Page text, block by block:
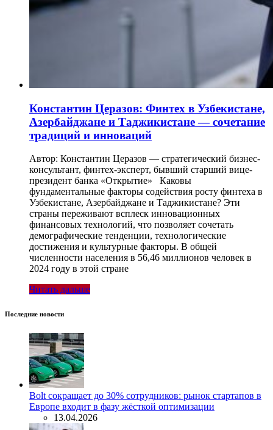
Константин Церазов: Финтех в Узбекистане,
Азербайджане и Таджикистане — сочетание
традиций и инноваций
Автор: Константин Церазов — стратегический бизнес-
консультант, финтех-эксперт, бывший старший вице-
президент банка «Открытие» Каковы
фундаментальные факторы содействия росту финтеха в
Узбекистане, Азербайджане и Таджикистане? Эти
страны переживают всплеск инновационных
финансовых технологий, что позволяет сочетать
демографические тенденции, технологические
достижения и культурные факторы. В общей
численности населения в 56,46 миллионов человек в
2024 году в этой стране
Читать дальше
Последние новости
Bolt сокращает до 30% сотрудников: рынок стартапов в
Европе входит в фазу жёсткой оптимизации
13.04.2026